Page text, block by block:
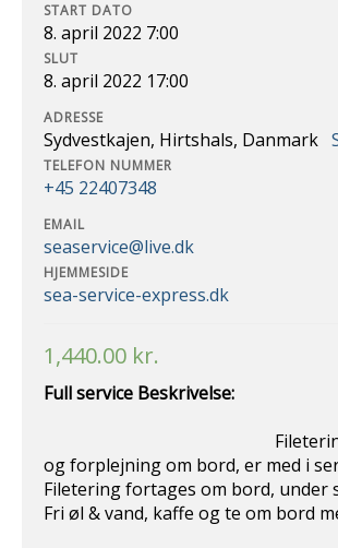
START DATO
8. april 2022 7:00
SLUT
8. april 2022 17:00
ADRESSE
Sydvestkajen, Hirtshals, Danmark
TELEFON NUMMER
+45 22407348
EMAIL
seaservice@live.dk
HJEMMESIDE
sea-service-express.dk
1,440.00 kr.
Full service
og forplejning om bord, er med i
Filetering fortages om bord, under
Fri øl & vand, kaffe og te om bord